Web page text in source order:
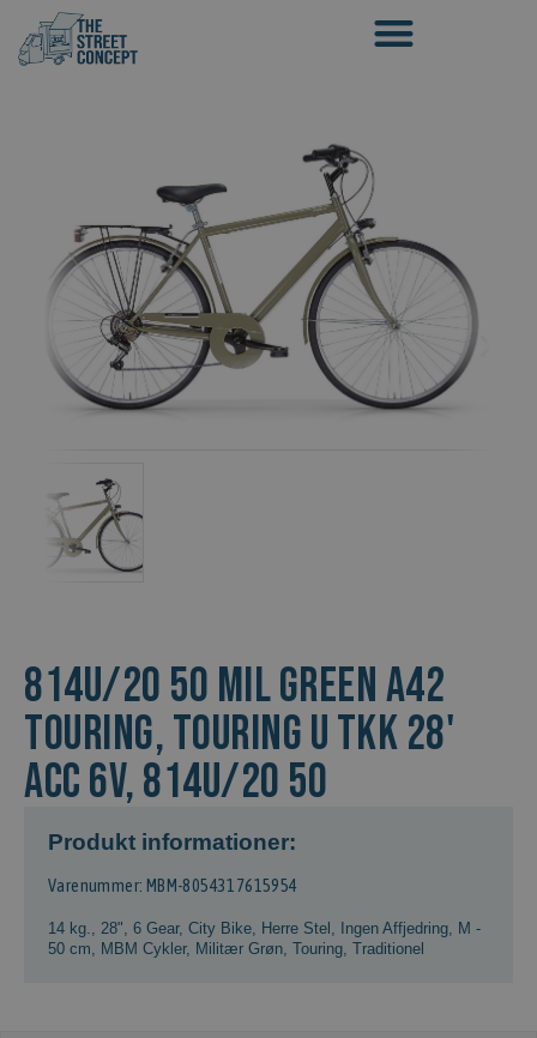
814U/20 50 MIL GREEN A42
Touring, TOURING U TKK 28'
ACC 6V, 814U/20 50
Produkt informationer:
Varenummer: MBM-8054317615954
14 kg. 28" 6 Gear, City Bike Herre Stel Ingen Affjedring M -
50 cm
MBM Cykler, Militær Grøn Touring Traditionel